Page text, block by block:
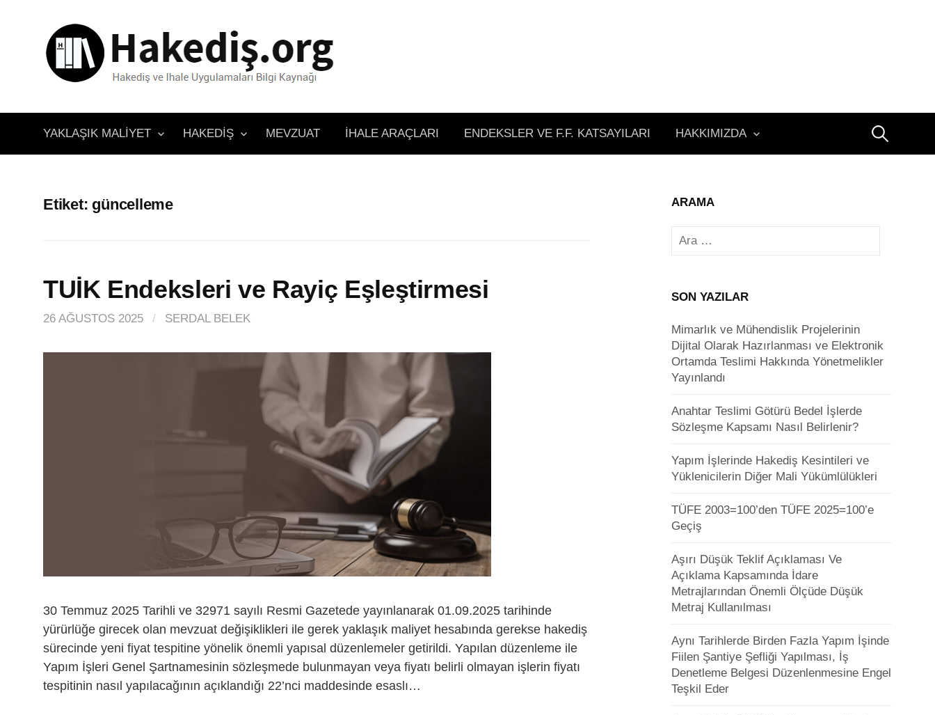
YAKLAŞIK MALIYET HAKEDIŞ MEVZUAT İHALE ARAÇLARI ENDEKSLER VE F.F. KATSAYILARI HAKKIMIZDA Arama:
Etiket: güncelleme
TUİK Endeksleri ve Rayiç Eşleştirmesi
26 AĞUSTOS 2025 / SERDAL BELEK
30 Temmuz 2025 Tarihli ve 32971 sayılı Resmi Gazetede yayınlanarak 01.09.2025 tarihinde
yürürlüğe girecek olan mevzuat değişiklikleri ile gerek yaklaşık maliyet hesabında gerekse hakediş
sürecinde yeni fiyat tespitine yönelik önemli yapısal düzenlemeler getirildi. Yapılan düzenleme ile
Yapım İşleri Genel Şartnamesinin sözleşmede bulunmayan veya fiyatı belirli olmayan işlerin fiyatı
tespitinin nasıl yapılacağının açıklandığı 22’nci maddesinde esaslı…
ARAMA
Arama:
SON YAZILAR
Mimarlık ve Mühendislik Projelerinin
Dijital Olarak Hazırlanması ve Elektronik
Ortamda Teslimi Hakkında Yönetmelikler
Yayınlandı
Anahtar Teslimi Götürü Bedel İşlerde
Sözleşme Kapsamı Nasıl Belirlenir?
Yapım İşlerinde Hakediş Kesintileri ve
Yüklenicilerin Diğer Mali Yükümlülükleri
TÜFE 2003=100’den TÜFE 2025=100’e
Geçiş
Aşırı Düşük Teklif Açıklaması Ve
Açıklama Kapsamında İdare
Metrajlarından Önemli Ölçüde Düşük
Metraj Kullanılması
Aynı Tarihlerde Birden Fazla Yapım İşinde
Fiilen Şantiye Şefliği Yapılması, İş
Denetleme Belgesi Düzenlenmesine Engel
Teşkil Eder